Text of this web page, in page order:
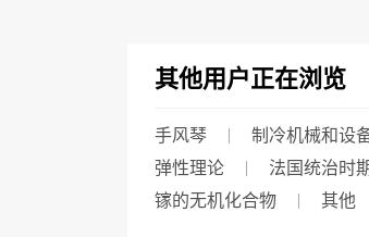
其他用户正在浏览
手风琴 制冷机械和设
弹性理论
法国统治时
镓的无机化合物
其他